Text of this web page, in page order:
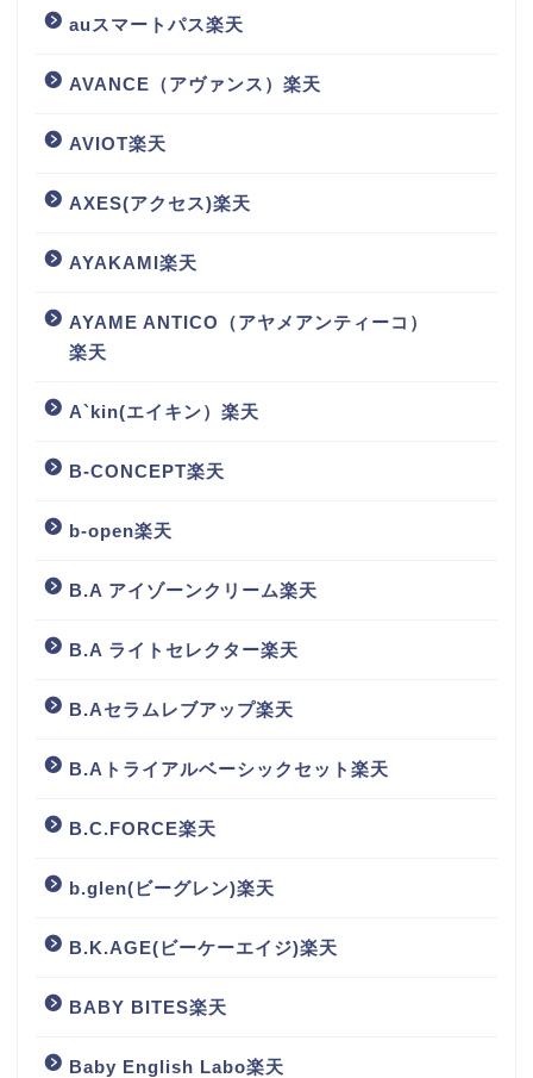
auスマートパス楽天
AVANCE（アヴァンス）楽天
AVIOT楽天
AXES(アクセス)楽天
AYAKAMI楽天
AYAME ANTICO（アヤメアンティーコ）
楽天
A`kin(エイキン）楽天
B-CONCEPT楽天
b-open楽天
B.A アイゾーンクリーム楽天
B.A ライトセレクター楽天
B.Aセラムレブアップ楽天
B.Aトライアルベーシックセット楽天
B.C.FORCE楽天
b.glen(ビーグレン)楽天
B.K.AGE(ビーケーエイジ)楽天
BABY BITES楽天
Baby English Labo楽天